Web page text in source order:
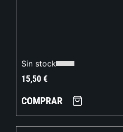
Sin stock
15,50€
COMPRAR